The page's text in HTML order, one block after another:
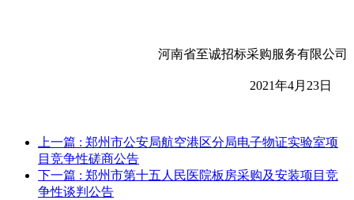
河南省至诚招标采购服务有限公司
2021年4月 23日
上一篇 : 郑州市公安局航空港区分局电子物证实验室项
目竞争性磋商公告
下一篇 : 郑州市第十五人民医院板房采购及安装项目竞
争性谈判公告